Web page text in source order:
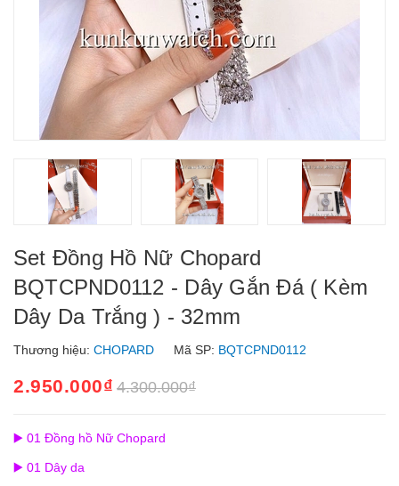
Set Đồng Hồ Nữ Chopard
BQTCPND0112 - Dây Gắn Đá ( Kèm
Dây Da Trắng ) - 32mm
Thương hiệu: CHOPARD Mã SP: BQTCPND0112
2.950.000₫ 4.300.000₫
▶️ 01 Đồng hồ Nữ Chopard
▶️ 01 Dây da